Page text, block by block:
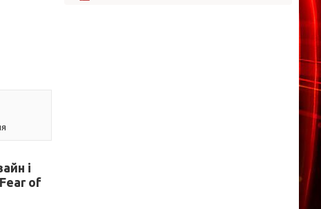
і
of